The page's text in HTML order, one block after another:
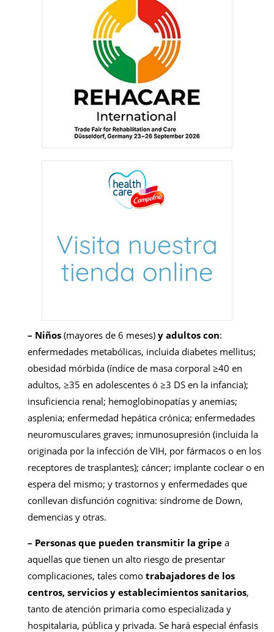
– Niños (mayores de 6 meses) y adultos con:
enfermedades metabólicas, incluida diabetes mellitus;
obesidad mórbida (índice de masa corporal ≥40 en
adultos, ≥35 en adolescentes ó ≥3 DS en la infancia);
insuficiencia renal; hemoglobinopatías y anemias;
asplenia; enfermedad hepática crónica; enfermedades
neuromusculares graves; inmunosupresión (incluida la
originada por la infección de VIH, por fármacos o en los
receptores de trasplantes); cáncer; implante coclear o en
espera del mismo; y trastornos y enfermedades que
conllevan disfunción cognitiva: síndrome de Down,
demencias y otras.
– Personas que pueden transmitir la gripe a
aquellas que tienen un alto riesgo de presentar
complicaciones, tales como trabajadores de los
centros, servicios y establecimientos sanitarios,
tanto de atención primaria como especializada y
hospitalaria, pública y privada. Se hará especial énfasis